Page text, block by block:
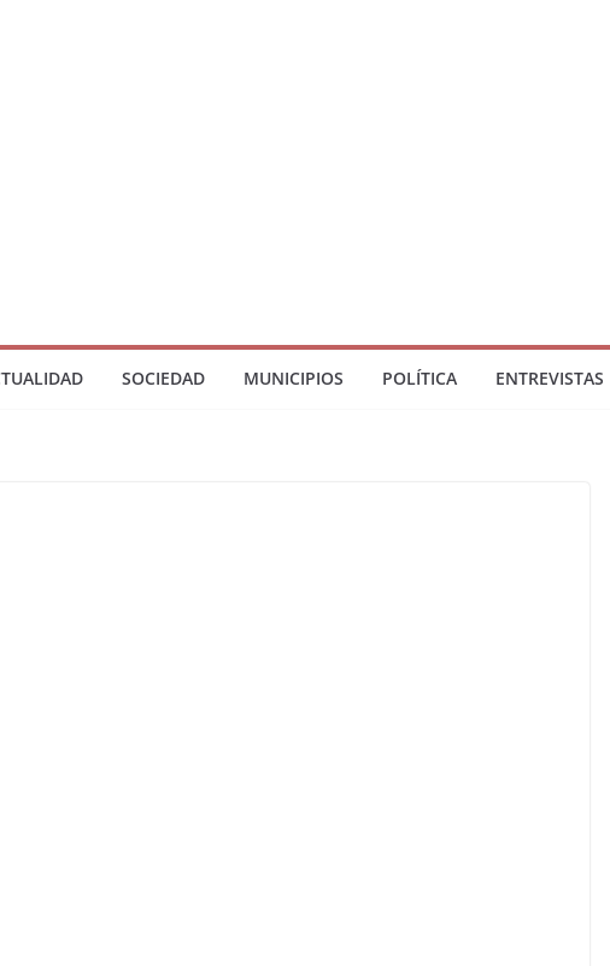
SOCIEDAD MUNICIPIOS POLÍTICA ENTREVISTAS